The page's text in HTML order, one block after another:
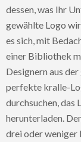
dessen, was Ihr
gewählte Logo
es sich, mit
einer Bibliothek
Designern aus
perfekte kralle-
durchsuchen, das
herunterladen.
drei oder weniger